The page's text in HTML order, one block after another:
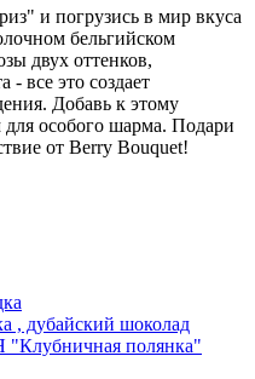
и погрузись в мир вкуса
бельгийском
двух оттенков,
- все это создает
Добавь к этому
особого шарма. Подари
от Berry Bouquet!
полянка"